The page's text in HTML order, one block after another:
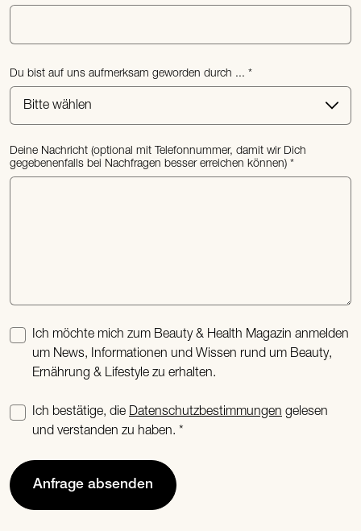
Du bist auf uns aufmerksam geworden durch ...
Deine Nachricht (optional mit Telefonnummer, damit wir Dich
gegebenenfalls bei Nachfragen besser erreichen können)
Ich möchte mich zum Beauty & Health Magazin anmelden
um News, Informationen und Wissen rund um Beauty,
Ernährung & Lifestyle zu erhalten.
Ich bestätige, die Datenschutzbestimmungen gelesen
und verstanden zu haben.
Anfrage absenden